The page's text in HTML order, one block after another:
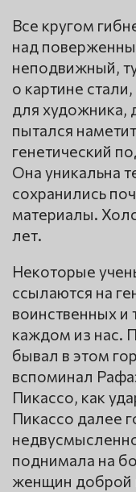
Все кругом
над
неподвижный,
о картине
для
пытался
генетический
Она уникальна
сохранились
материалы.
лет.
Некоторые
ссылаются на
воинственных и
каждом из нас.
бывал в этом
вспоминал
Пикассо, как
Пикассо далее
поднимала на
женщин доброй